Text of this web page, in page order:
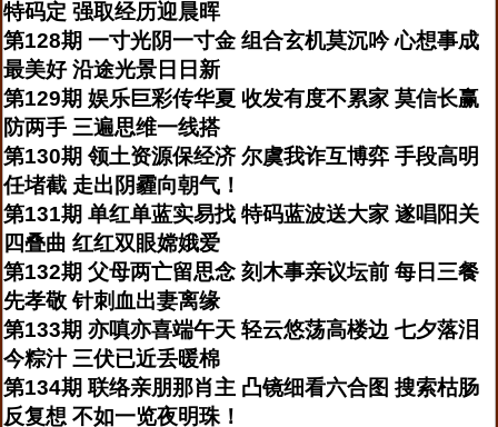
特码定 强取经历迎晨晖
第128期 一寸光阴一寸金 组合玄机莫沉吟 心想事成
最美好 沿途光景日日新
第129期 娱乐巨彩传华夏 收发有度不累家 莫信长赢
防两手 三遍思维一线搭
第130期 领土资源保经济 尔虞我诈互博弈 手段高明
任堵截 走出阴霾向朝气！
第131期 单红单蓝实易找 特码蓝波送大家 遂唱阳关
四叠曲 红红双眼嫦娥爱
第132期 父母两亡留思念 刻木事亲议坛前 每日三餐
先孝敬 针刺血出妻离缘
第133期 亦嗔亦喜端午天 轻云悠荡高楼边 七夕落泪
今粽汁 三伏已近丢暖棉
第134期 联络亲朋那肖主 凸镜细看六合图 搜索枯肠
反复想 不如一览夜明珠！